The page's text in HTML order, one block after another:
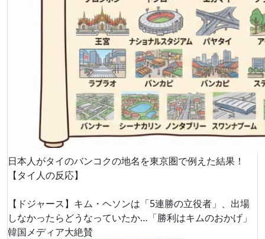
日本人がタイのバンコクの地名を東京圏で例えた結果！
【タイ人の反応】
【ドジャース】キム・ヘソンは「5連勝の立役者」、出場
しなかったらどうなっていたか…「勝利はキムのおかげ」
韓国メディア大絶賛